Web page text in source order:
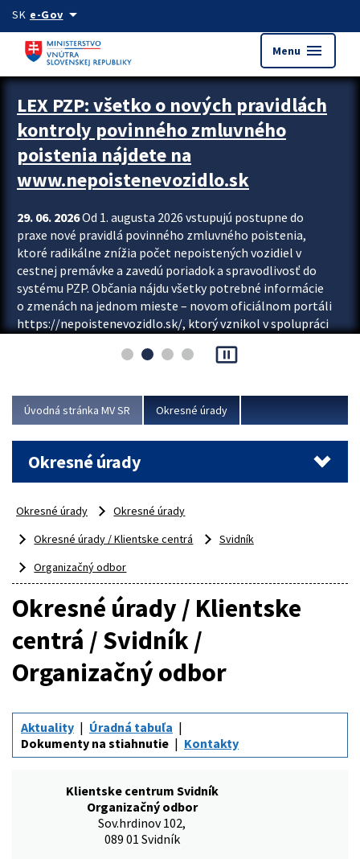
Preskocit na hlavný obsah
SK e-Govarrow_drop_down
Menu menu
Zastavit automatický posun upútavok
LEX PZP: všetko o nových pravidlách
kontroly povinného zmluvného
poistenia nájdete na
www.nepoistenevozidlo.sk
29. 06. 2026Od 1. augusta 2026 vstupujú postupne do
praxe nové pravidlá povinného zmluvného poistenia,
ktoré radikálne znížia počet nepoistených vozidiel v
cestnej premávke a zavedú poriadok a spravodlivosť do
systému PZP. Občania nájdu všetky potrebné informácie
o zmenách na jednom mieste – novom oficiálnom portáli
https://nepoistenevozidlo.sk/, ktorý vznikol v spolupráci
asociácie poisťovní (SLASPO) a Ministerstva vnútra SR.
Viac
pause_presentation
Úvodná stránka MV SR Okresné úrady
Okresné úrady
Okresné úrady
Okresné úrady
Okresné úrady / Klientske centrá
Svidník
Organizačný odbor
Okresné úrady / Klientske
centrá / Svidník /
Organizačný odbor
Aktuality
Úradná tabuľa
Dokumenty na stiahnutie
Kontakty
Klientske centrum Svidník
Organizačný odbor
Sov.hrdinov 102,
089 01 Svidník